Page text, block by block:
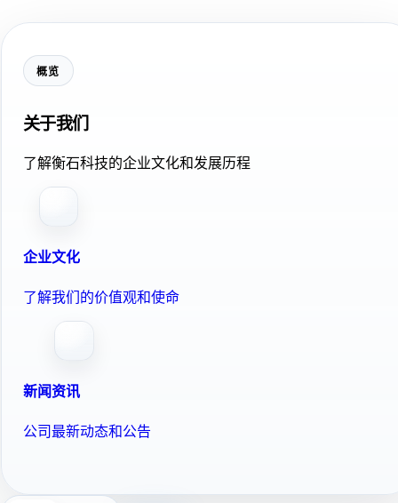
概览
关于我们
了解衡石科技的企业文化和发展历程
企业文化
了解我们的价值观和使命
新闻资讯
公司最新动态和公告